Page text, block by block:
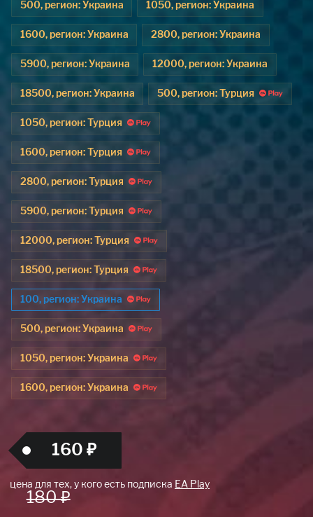
500, регион: Украина 1050, регион: Украина
1600, регион: Украина 2800, регион: Украина
5900, регион: Украина 12000, регион: Украина
18500, регион: Украина 500, регион: Турция
1050, регион: Турция
1600, регион: Турция
2800, регион: Турция
5900, регион: Турция
12000, регион: Турция
18500, регион: Турция
100, регион: Украина
500, регион: Украина
1050, регион: Украина
1600, регион: Украина
160 ₽
цена для тех, у кого есть подписка EA Play
180 ₽